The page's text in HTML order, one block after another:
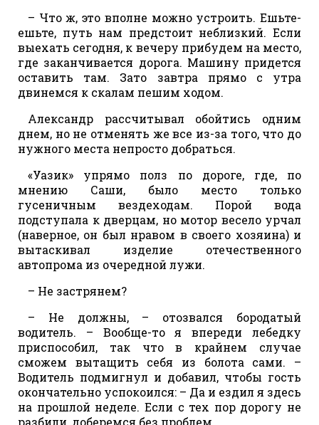
– Что ж, это вполне можно устроить. Ешьте-
ешьте, путь нам предстоит неблизкий. Если
выехать сегодня, к вечеру прибудем на место,
где заканчивается дорога. Машину придется
оставить там. Зато завтра прямо с утра
двинемся к скалам пешим ходом.
Александр рассчитывал обойтись одним
днем, но не отменять же все из-за того, что до
нужного места непросто добраться.
«Уазик» упрямо полз по дороге, где, по
мнению Саши, было место только
гусеничным вездеходам. Порой вода
подступала к дверцам, но мотор весело урчал
(наверное, он был нравом в своего хозяина) и
вытаскивал изделие отечественного
автопрома из очередной лужи.
– Не застрянем?
– Не должны, – отозвался бородатый
водитель. – Вообще-то я впереди лебедку
приспособил, так что в крайнем случае
сможем вытащить себя из болота сами. –
Водитель подмигнул и добавил, чтобы гость
окончательно успокоился: – Да и ездил я здесь
на прошлой неделе. Если с тех пор дорогу не
разбили, доберемся без проблем.